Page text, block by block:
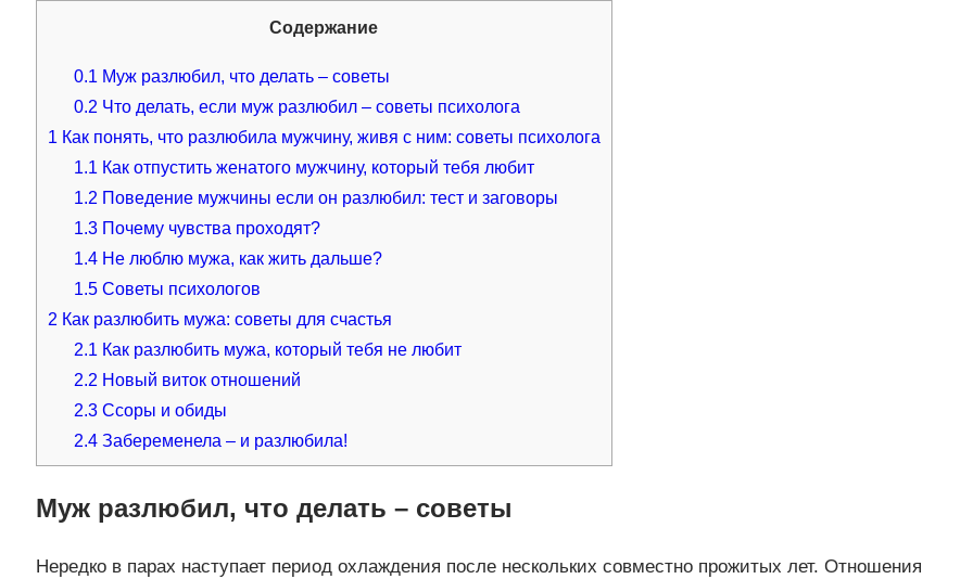
Содержание
0.1 Муж разлюбил, что делать – советы
0.2 Что делать, если муж разлюбил – советы психолога
1 Как понять, что разлюбила мужчину, живя с ним: советы психолога
1.1 Как отпустить женатого мужчину, который тебя любит
1.2 Поведение мужчины если он разлюбил: тест и заговоры
1.3 Почему чувства проходят?
1.4 Не люблю мужа, как жить дальше?
1.5 Советы психологов
2 Как разлюбить мужа: советы для счастья
2.1 Как разлюбить мужа, который тебя не любит
2.2 Новый виток отношений
2.3 Ссоры и обиды
2.4 Забеременела – и разлюбила!
Муж разлюбил, что делать – советы
Нередко в парах наступает период охлаждения после нескольких совместно прожитых лет. Отношения